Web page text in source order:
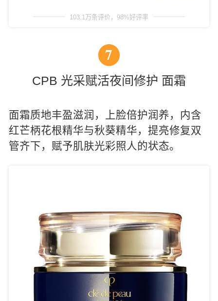
103.1万条评价，98%好评率
7
CPB 光采赋活夜间修护 面霜
面霜质地丰盈滋润，上脸倍护润养，内含
红芒柄花根精华与秋葵精华，提亮修复双
管齐下，赋予肌肤光彩照人的状态。